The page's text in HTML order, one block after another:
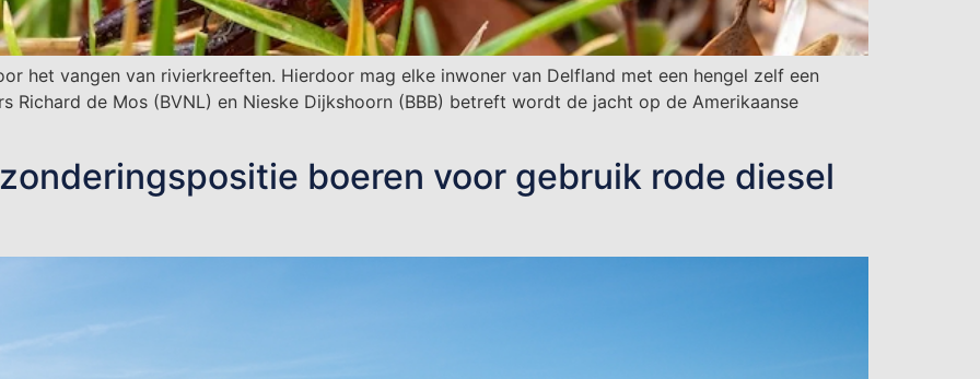
het vangen van rivierkreeften. Hierdoor mag elke inwoner van Delfland met een hengel zelf een
Richard de Mos (BVNL) en Nieske Dijkshoorn (BBB) betreft wordt de jacht op de Amerikaanse
boeren voor gebruik rode diesel